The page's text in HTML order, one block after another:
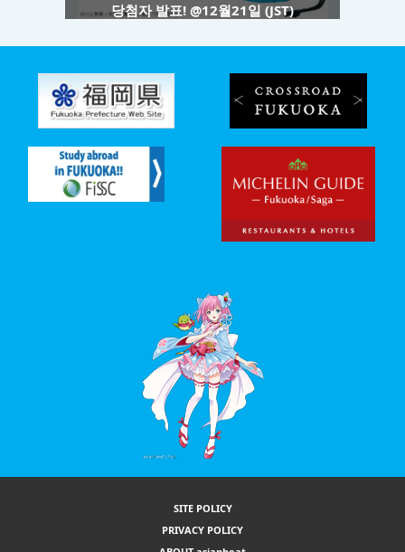
당첨자 발표! @12월21일 (JST)
SITE POLICY
PRIVACY POLICY